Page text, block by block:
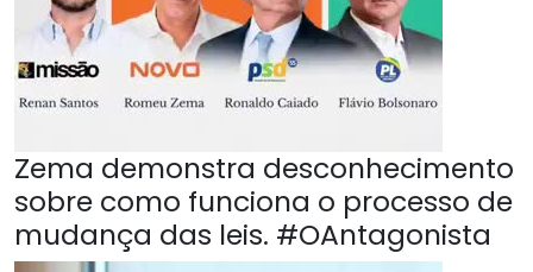
Zema demonstra desconhecimento
sobre como funciona o processo de
mudança das leis. #OAntagonista